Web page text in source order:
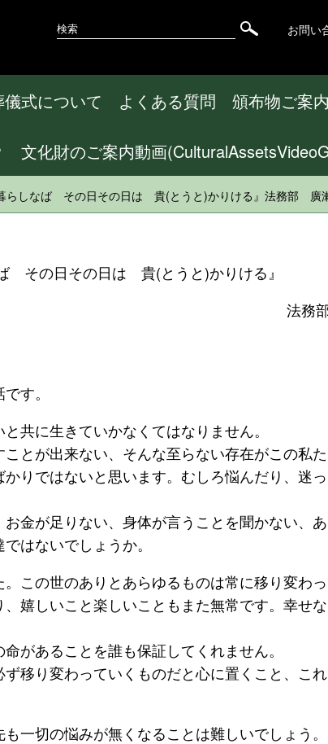
お問い
儀式について よくある質問 頒布物ご案内
文化財のご案内動画
しなば その日その日は 貴(とうと)かりける』法務部 廣
その日その日は 貴(とうと)かりける』
法務
す。
共に生きていかなくてはなりません。
とが出来ない、そんな至らない存在がこの私た
りではないと思います。むしろ悩んだり、迷
金が足りない、身体が言うことを聞かない、
はないでしょうか。
この世のありとあらゆるものは常に移り変わ
嬉しいこと楽しいこともまた無常です。幸せ
があることを誰も保証してくれません。
移り変わっていくものだと心に置くこと、こ
一切の悩みが無くなることは難しいでしょう